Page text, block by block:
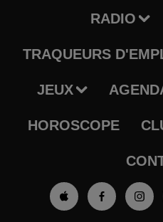
RADIO
TRAQUEURS
JEUX
HOROSCOPE